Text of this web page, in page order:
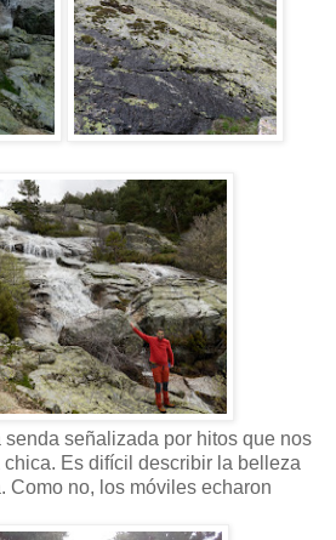
señalizada por hitos que nos
chica. Es difícil describir la belleza
Como no, los móviles echaron